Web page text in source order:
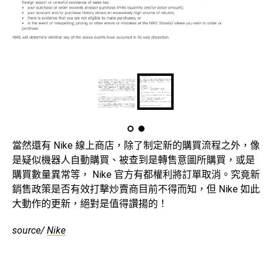
當然還有 Nike 線上商店，除了制定新的購買流程之外，像
是疑似機器人自動購買、被查到是轉售意圖所購買，或是
購買數量異常等， Nike 官方有都權利將訂單取消。究竟新
銷售政策是否有效打擊炒賣商目前不得而知，但 Nike 如此
大動作的更新，絕對是值得讚揚的！
source/Nike